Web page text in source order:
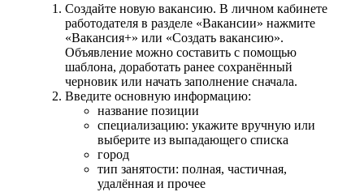
Создайте новую вакансию. В личном кабинете
работодателя в разделе «Вакансии» нажмите
«Вакансия+» или «Создать вакансию».
Объявление можно составить с помощью
шаблона, доработать ранее сохранённый
черновик или начать заполнение сначала.
Введите основную информацию:
название позиции
специализацию: укажите вручную или
выберите из выпадающего списка
город
тип занятости: полная, частичная,
удалённая и прочее